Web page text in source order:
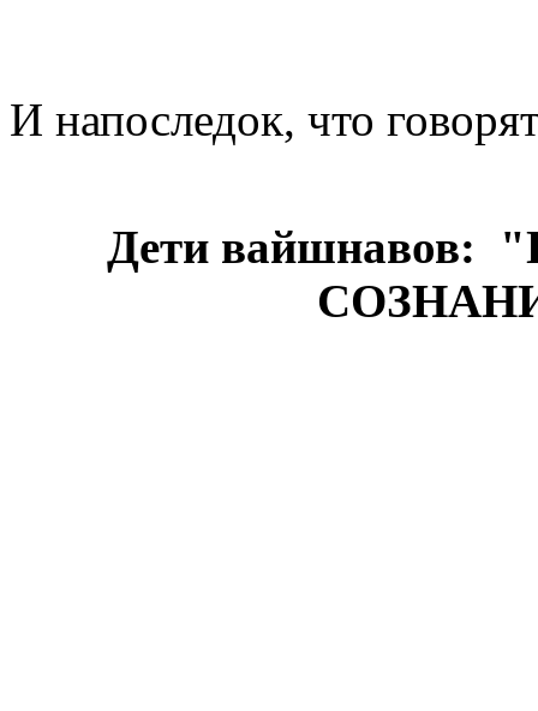
И напоследок, что
Дети